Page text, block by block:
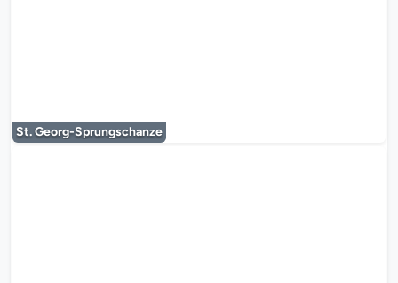
St. Georg-Sprungschanze